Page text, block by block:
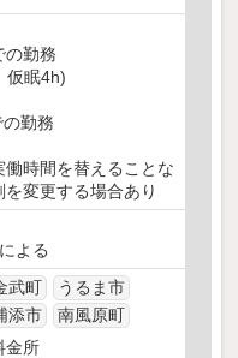
の勤務
仮眠4h)
勤務
時間を替えることな
変更する場合あり
よる
武町
うるま市
添市
南風原町
金所